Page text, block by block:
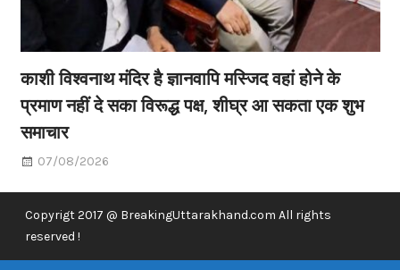
काशी विश्वनाथ मंदिर है ज्ञानवापि मस्जिद वहां होने के
प्रमाण नहीं दे सका विरूद्ध पक्ष, शीघ्र आ सकता एक शुभ
समाचार
07/08/2026
Copyrigt 2017 @ BreakingUttarakhand.com All rights
reserved !